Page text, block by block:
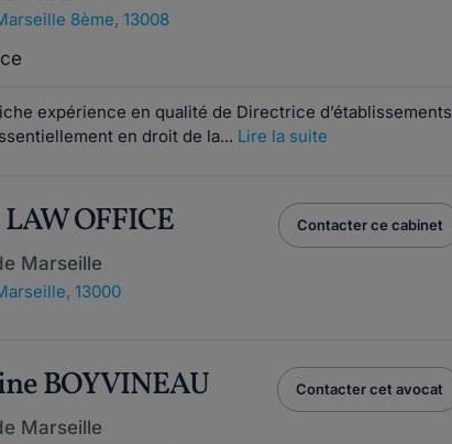
8ème, 13008
expérience en qualité de Directrice d’établissements
en droit de la... Lire la suite
OFFICE
Marseille
13000
Contacter ce cabinet
BOYVINEAU
Marseille
Contacter cet avocat